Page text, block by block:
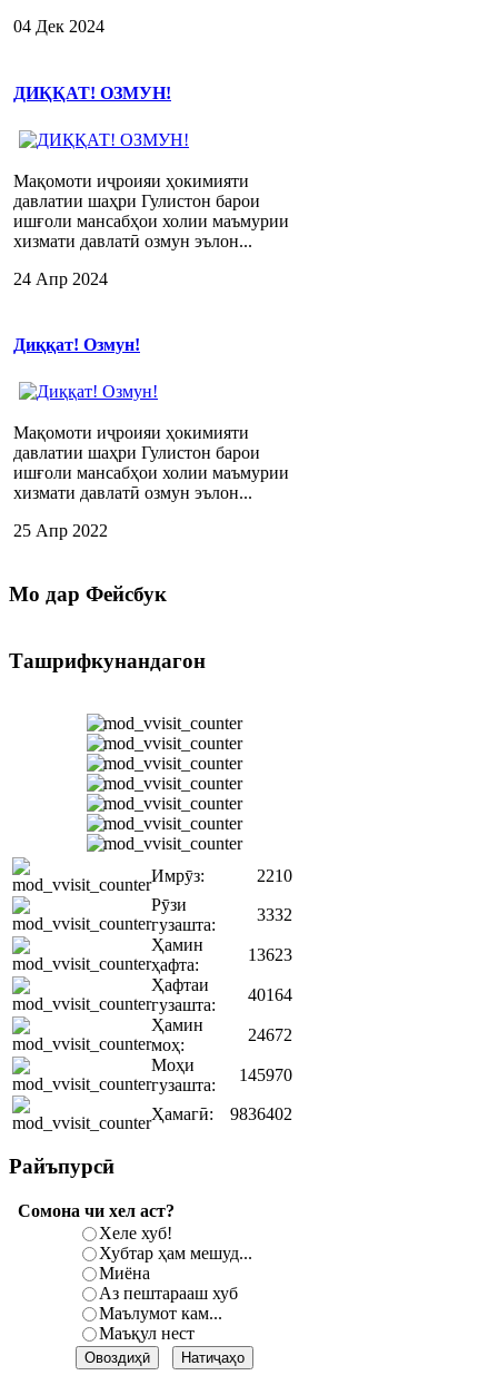
04 Дек 2024
ДИҚҚАТ! ОЗМУН!
Мақомоти иҷроияи ҳокимияти
давлатии шаҳри Гулистон барои
ишғоли мансабҳои холии маъмурии
хизмати давлатӣ озмун эълон...
24 Апр 2024
Диққат! Озмун!
Мақомоти иҷроияи ҳокимияти
давлатии шаҳри Гулистон барои
ишғоли мансабҳои холии маъмурии
хизмати давлатӣ озмун эълон...
25 Апр 2022
Мо дар Фейсбук
Ташрифкунандагон
Имрӯз:
2210
Рӯзи
гузашта:
3332
Ҳамин
ҳафта:
13623
Ҳафтаи
гузашта:
40164
Ҳамин
моҳ:
24672
Моҳи
гузашта:
145970
Ҳамагӣ: 9836402
Райъпурсӣ
Сомона чи хел аст?
Хеле хуб!
Хубтар ҳам мешуд...
Миёна
Аз пештарааш хуб
Маълумот кам...
Маъқул нест